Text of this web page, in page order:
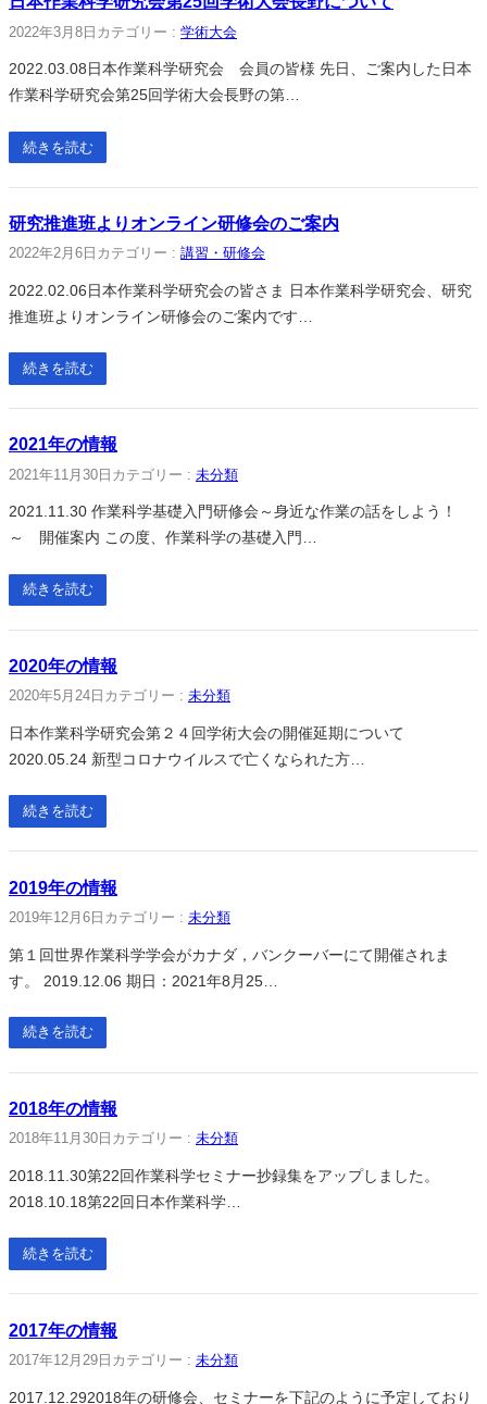
2022年3月8日 カテゴリー : 学術大会
2022.03.08日本作業科学研究会 会員の皆様 先日、ご案内した日本
作業科学研究会第25回学術大会長野の第…
続きを読む
研究推進班よりオンライン研修会のご案内
2022年2月6日 カテゴリー : 講習・研修会
2022.02.06日本作業科学研究会の皆さま 日本作業科学研究会、研究
推進班よりオンライン研修会のご案内です…
続きを読む
2021年の情報
2021年11月30日 カテゴリー : 未分類
2021.11.30 作業科学基礎入門研修会～身近な作業の話をしよう！
～ 開催案内 この度、作業科学の基礎入門…
続きを読む
2020年の情報
2020年5月24日 カテゴリー : 未分類
日本作業科学研究会第２４回学術大会の開催延期について
2020.05.24 新型コロナウイルスで亡くなられた方…
続きを読む
2019年の情報
2019年12月6日 カテゴリー : 未分類
第１回世界作業科学学会がカナダ，バンクーバーにて開催されま
す。 2019.12.06 期日：2021年8月25…
続きを読む
2018年の情報
2018年11月30日 カテゴリー : 未分類
2018.11.30第22回作業科学セミナー抄録集をアップしました。
2018.10.18第22回日本作業科学…
続きを読む
2017年の情報
2017年12月29日 カテゴリー : 未分類
2017.12.292018年の研修会、セミナーを下記のように予定しており